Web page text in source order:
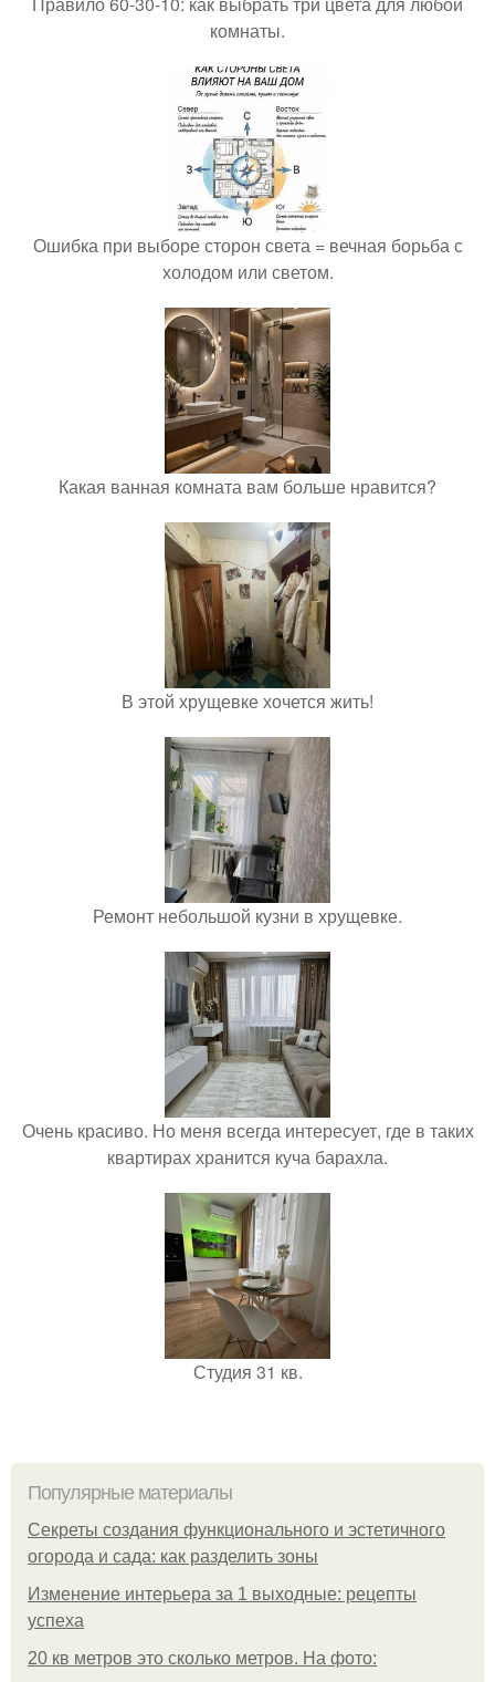
комнаты.
Ошибка при выборе сторон света = вечная борьба с
холодом или светом.
Какая ванная комната вам больше нравится?
В этой хрущевке хочется жить!
Ремонт небольшой кузни в хрущевке.
Очень красиво. Но меня всегда интересует, где в таких
квартирах хранится куча барахла.
Студия 31 кв.
Популярные материалы
Секреты создания функционального и эстетичного
огорода и сада: как разделить зоны
Изменение интерьера за 1 выходные: рецепты
успеха
20 кв метров это сколько метров. На фото: